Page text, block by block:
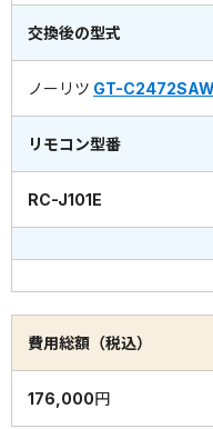
交換後の型式
ノーリツ GT-
リモコン型番
RC-J101E
費用総額（税込）
176,000円